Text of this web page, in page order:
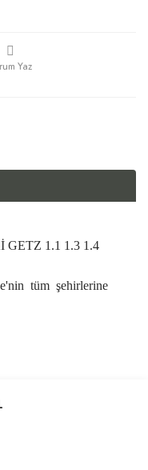
Yaz
1.1 1.3 1.4
tüm şehirlerine
yapın!